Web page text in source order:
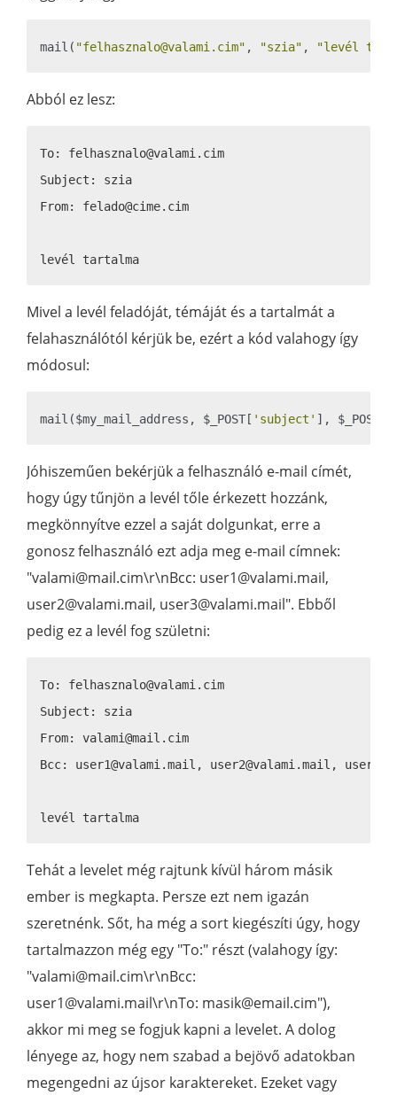
mail( "felhasznalo@valami.cim" , "szia" , "levél
Abból ez lesz:
To: felhasznalo@valami.cim
Subject: szia
From: felado@cime.cim
Mivel a levél feladóját, témáját és a tartalmát a
felahasználótól kérjük be, ezért a kód valahogy így
módosul:
mail($my_mail_address, $_POST[ 'subject' ], $_POST[
Jóhiszeműen bekérjük a felhasználó e-mail címét,
hogy úgy tűnjön a levél tőle érkezett hozzánk,
megkönnyítve ezzel a saját dolgunkat, erre a
gonosz felhasználó ezt adja meg e-mail címnek:
"valami@mail.cim\r\nBcc: user1@valami.mail,
user2@valami.mail, user3@valami.mail". Ebből
pedig ez a levél fog születni:
To: felhasznalo@valami.cim
Subject: szia
From: valami@mail.cim
Bcc: user1@valami.mail, user2@valami.mail,
Tehát a levelet még rajtunk kívül három másik
ember is megkapta. Persze ezt nem igazán
szeretnénk. Sőt, ha még a sort kiegészíti úgy, hogy
tartalmazzon még egy "To:" részt (valahogy így:
"valami@mail.cim\r\nBcc:
user1@valami.mail\r\nTo: masik@email.cim"),
akkor mi meg se fogjuk kapni a levelet. A dolog
lényege az, hogy nem szabad a bejövő adatokban
megengedni az újsor karaktereket. Ezeket vagy